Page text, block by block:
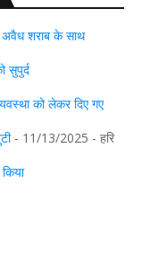
अवैध शराब के साथ
सुपुर्द
को लेकर दिए गए
- 11/13/2025 - हरि